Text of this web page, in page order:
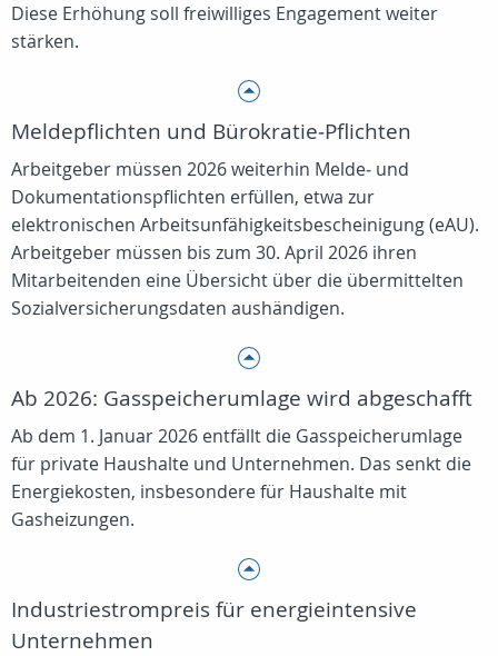
Diese Erhöhung soll freiwilliges Engagement weiter
stärken.
Meldepflichten und Bürokratie‑Pflichten
Arbeitgeber müssen 2026 weiterhin Melde‑ und
Dokumentationspflichten erfüllen, etwa zur
elektronischen Arbeitsunfähigkeitsbescheinigung (eAU).
Arbeitgeber müssen bis zum 30. April 2026 ihren
Mitarbeitenden eine Übersicht über die übermittelten
Sozialversicherungsdaten aushändigen.
Ab 2026: Gasspeicherumlage wird abgeschafft
Ab dem 1. Januar 2026 entfällt die Gasspeicherumlage
für private Haushalte und Unternehmen. Das senkt die
Energiekosten, insbesondere für Haushalte mit
Gasheizungen.
Industriestrompreis für energieintensive
Unternehmen